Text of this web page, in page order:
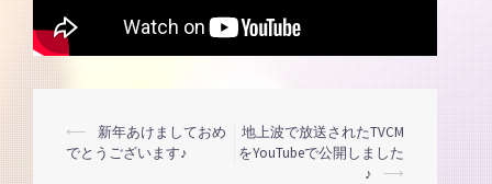
投
⟵
新年あけましておめ
でとうございます♪
地上波で放送されたTVCM
をYouTubeで公開しました
♪
⟶